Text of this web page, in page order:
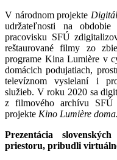
V národnom projekte
udržateľnosti na
pracovisku SFÚ
reštaurované filmy zo
programe Kina Lumière v
domácich podujatiach,
televíznom vysielaní i
služieb. V roku 2020 sa
z filmového archívu
projekte Kino Lumière doma.
Prezentácia
priestoru, pribudli